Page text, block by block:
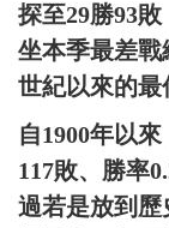
探至29勝93
坐本季最差
世紀以來的最
自1900年以
117敗、勝率
過若是放到